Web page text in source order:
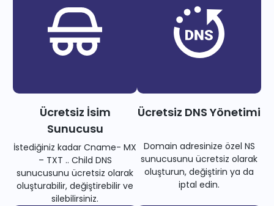
Ücretsiz İsim
Sunucusu
İstediğiniz kadar Cname- MX
– TXT .. Child DNS
sunucusunu ücretsiz olarak
oluşturabilir, değiştirebilir ve
silebilirsiniz.
Ücretsiz DNS Yönetimi
Domain adresinize özel NS
sunucusunu ücretsiz olarak
oluşturun, değiştirin ya da
iptal edin.